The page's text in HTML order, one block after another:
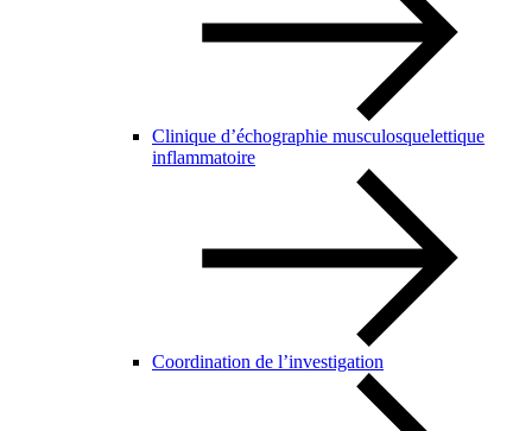
Clinique d’échographie musculosquelettique
inflammatoire
Coordination de l’investigation